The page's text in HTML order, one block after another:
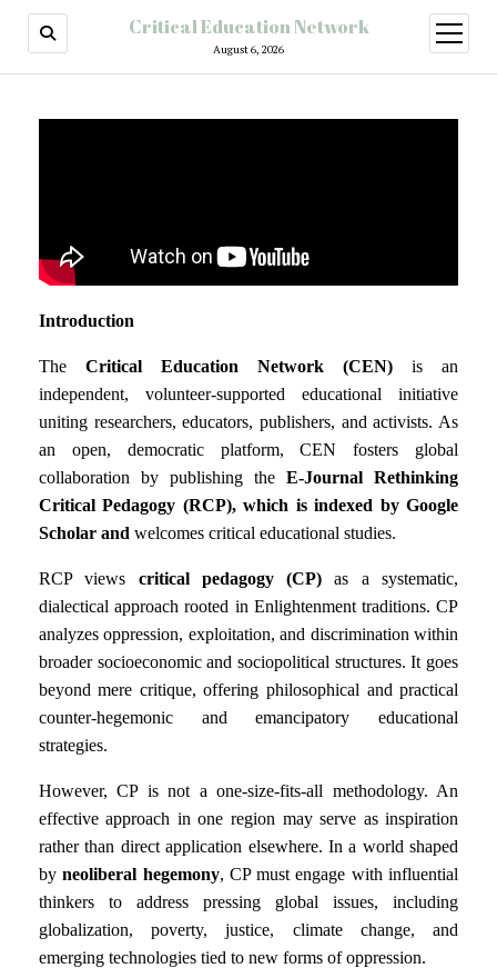
Critical Education Network
August 6, 2026
Introduction
The Critical Education Network (CEN) is an
independent, volunteer-supported educational initiative
uniting researchers, educators, publishers, and activists. As
an open, democratic platform, CEN fosters global
collaboration by publishing theE-Journal Rethinking
Critical Pedagogy (RCP), which is indexed by Google
Scholar and welcomes critical educational studies.
RCP views critical pedagogy (CP) as a systematic,
dialectical approach rooted in Enlightenment traditions. CP
analyzes oppression, exploitation, and discrimination within
broader socioeconomic and sociopolitical structures. It goes
beyond mere critique, offering philosophical and practical
counter-hegemonic and emancipatory educational
strategies.
However, CP is not a one-size-fits-all methodology. An
effective approach in one region may serve as inspiration
rather than direct application elsewhere. In a world shaped
byneoliberal hegemony, CP must engage with influential
thinkers to address pressing global issues, including
globalization, poverty, justice, climate change, and
emerging technologies tied to new forms of oppression.